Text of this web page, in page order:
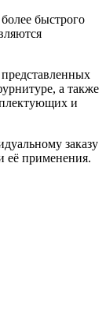
быстрого
а также
и
заказу
её применения.